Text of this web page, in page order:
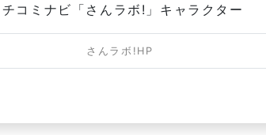
コミナビ「さんラボ!」キャラクター
さんラボ!HP